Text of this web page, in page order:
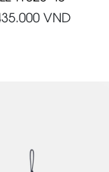
VND